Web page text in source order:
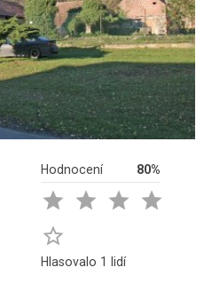
Hodnocení 80%
   

Hlasovalo 1 lidí